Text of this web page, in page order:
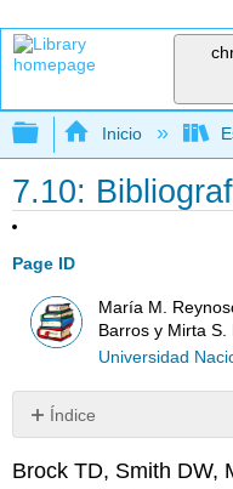
Expandir/
Inicio
7.10:
Page ID
María M.
Barros y Mirta S.
Universidad
Índice
Sin
Brock TD, Smith DW,